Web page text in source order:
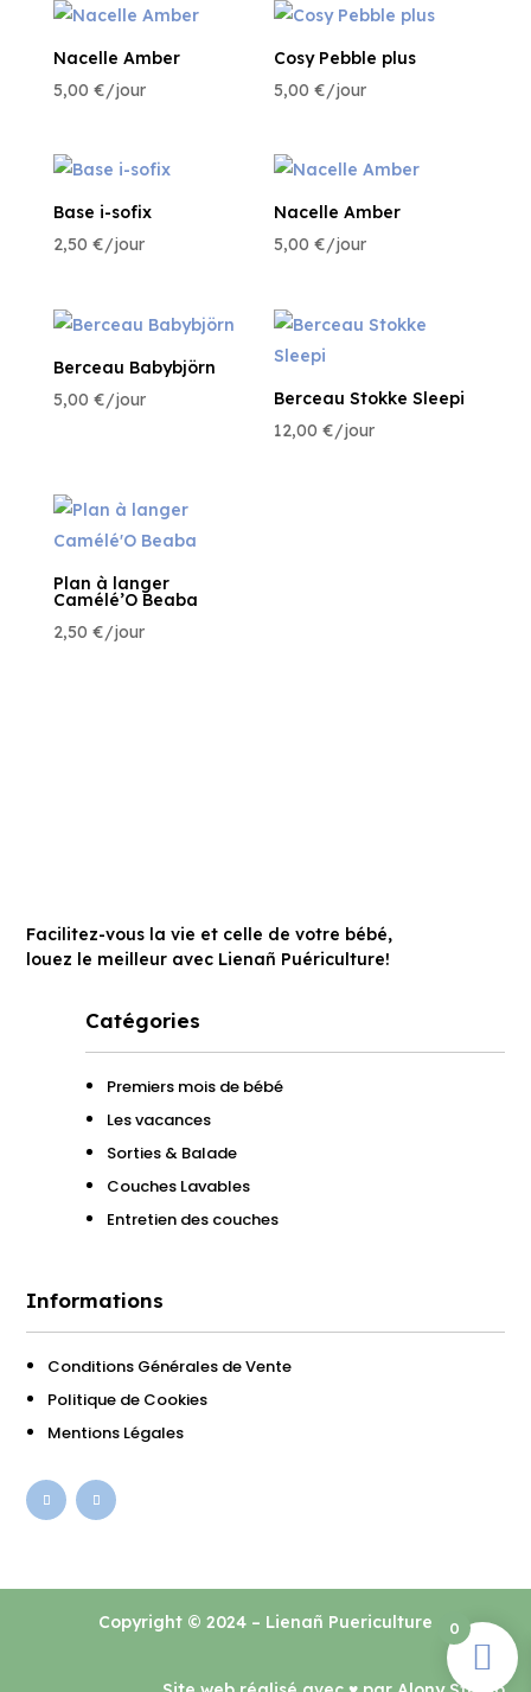
Nacelle Amber
5,00 €/jour
Cosy Pebble plus
5,00€/jour
Base i-sofix
2,50 €/jour
Nacelle Amber
5,00€/jour
Berceau Babybjörn
5,00 €/jour
Berceau Stokke Sleepi
12,00€/jour
Plan à langer
Camélé’O Beaba
2,50 €/jour
Facilitez-vous la vie et celle de votre bébé,
louez le meilleur avec Lienañ Puériculture!
Catégories
Premiers mois de bébé
Les vacances
Sorties & Balade
Couches Lavables
Entretien des couches
Informations
Conditions Générales de Vente
Politique de Cookies
Mentions Légales
Copyright © 2024 – Lienañ Puericulture 0